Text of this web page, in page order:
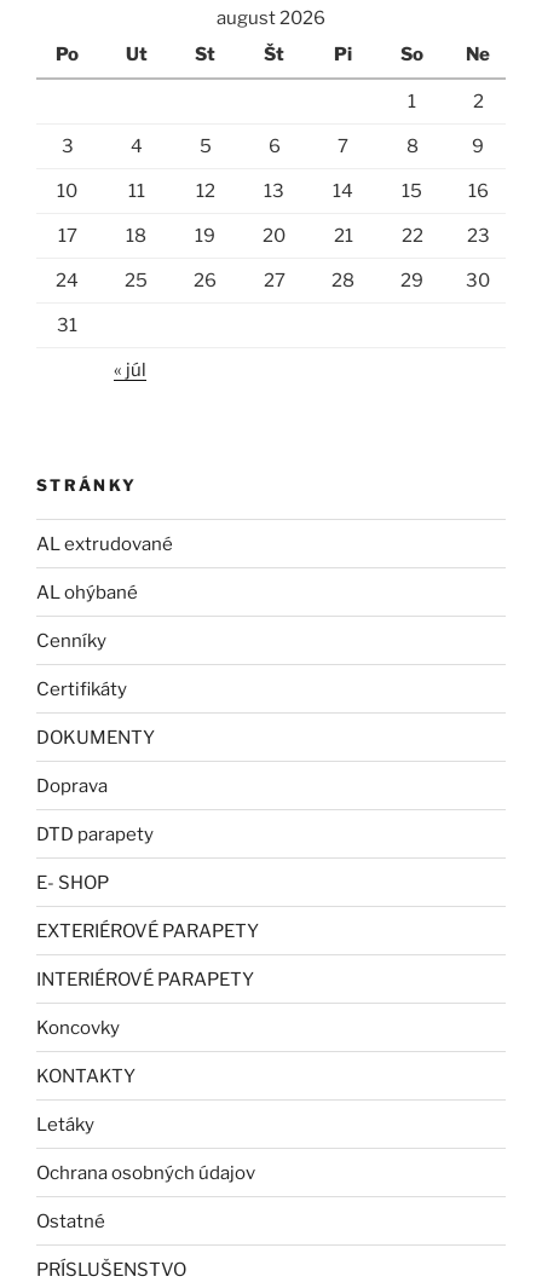
august 2026
Po
Ut St Št Pi So Ne
1 2
3 4 5 6 7 8 9
10 11 12 13 14 15 16
17 18 19 20 21 22 23
24 25 26 27 28 29 30
31
« júl
STRÁNKY
AL extrudované
AL ohýbané
Cenníky
Certifikáty
DOKUMENTY
Doprava
DTD parapety
E- SHOP
EXTERIÉROVÉ PARAPETY
INTERIÉROVÉ PARAPETY
Koncovky
KONTAKTY
Letáky
Ochrana osobných údajov
Ostatné
PRÍSLUŠENSTVO